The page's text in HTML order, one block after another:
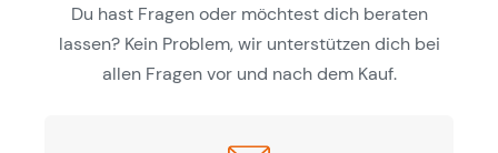
Du hast Fragen oder möchtest dich beraten
lassen? Kein Problem, wir unterstützen dich bei
allen Fragen vor und nach dem Kauf.